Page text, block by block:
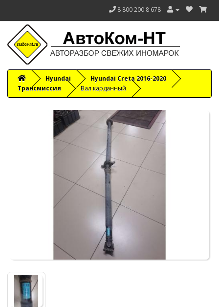
8 800 200 8 678
Hyundai
Hyundai Creta 2016-2020
Трансмиссия
Вал карданный